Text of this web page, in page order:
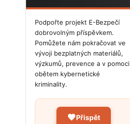
Podpořte projekt E-Bezpečí
dobrovolným příspěvkem.
Pomůžete nám pokračovat ve
vývoji bezplatných materiálů,
výzkumů, prevence a v pomoci
obětem kybernetické
kriminality.
Přispět